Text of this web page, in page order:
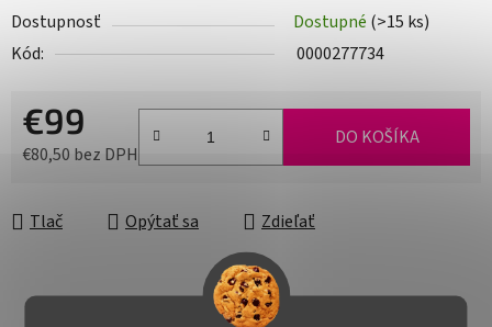
Dostupnosť Dostupné (>15 ks)
Kód:
0000277734
€99
€80,50 bez DPH
DO KOŠÍKA
Tlač Opýtať sa Zdieľať